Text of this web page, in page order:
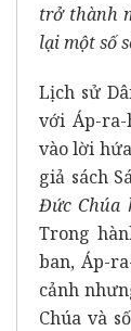
trở thành
lại một số
Lịch sử
với Áp-
vào lời
giả sách
Đức Chúa
Trong
ban, Áp-
cảnh
Chúa và